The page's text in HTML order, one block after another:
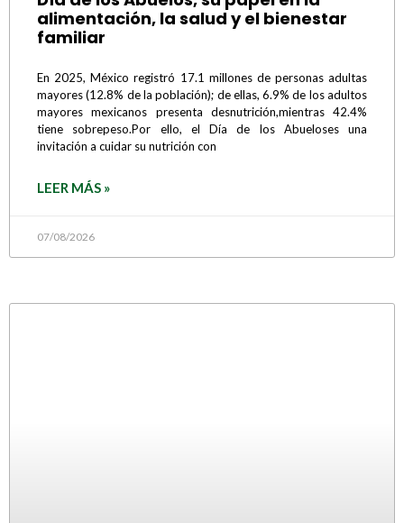
alimentación, la salud y el bienestar
familiar
En 2025, México registró 17.1 millones de personas adultas
mayores (12.8% de la población); de ellas, 6.9% de los adultos
mayores mexicanos presenta desnutrición,mientras 42.4%
tiene sobrepeso.Por ello, el Día de los Abueloses una
invitación a cuidar su nutrición con
LEER MÁS »
07/08/2026